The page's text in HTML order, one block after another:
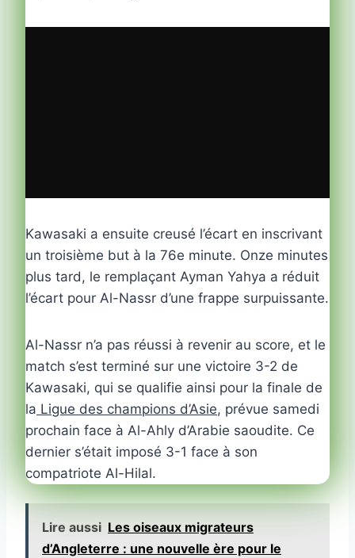
Kawasaki a ensuite creusé l’écart en inscrivant
un troisième but à la 76e minute. Onze minutes
plus tard, le remplaçant Ayman Yahya a réduit
l’écart pour Al-Nassr d’une frappe surpuissante.
Al-Nassr n’a pas réussi à revenir au score, et le
match s’est terminé sur une victoire 3-2 de
Kawasaki, qui se qualifie ainsi pour la finale de
la Ligue des champions d’Asie, prévue samedi
prochain face à Al-Ahly d’Arabie saoudite. Ce
dernier s’était imposé 3-1 face à son
compatriote Al-Hilal.
Lire aussi Les oiseaux migrateurs
d’Angleterre : une nouvelle ère pour le